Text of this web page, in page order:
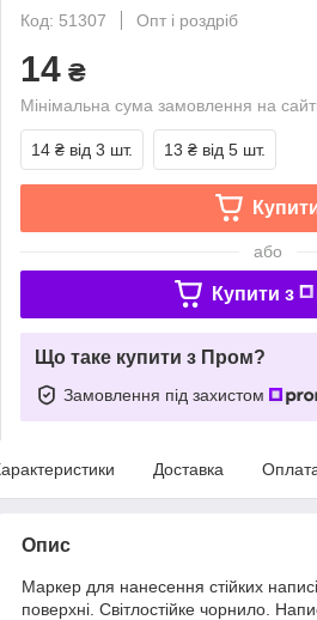
Код: 51307
Опт і роздріб
14 ₴
Мінімальна сума замовлення на
14 ₴ від 3 шт. 13 ₴ від 5 шт.
або
Купити з
Що таке купити з Пром?
Замовлення під захистом
Доставка
Опис
Маркер для нанесення стійких
поверхні. Світлостійке чорнило.